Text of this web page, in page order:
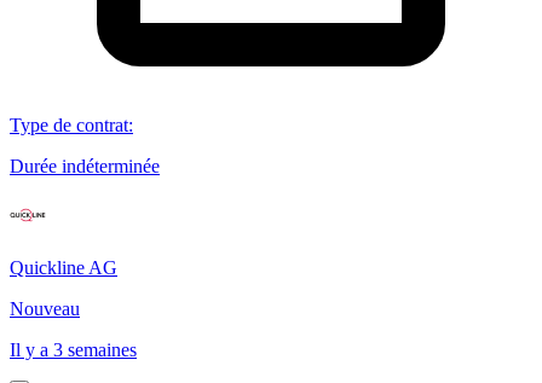
Type de contrat:
Durée indéterminée
Quickline AG
Nouveau
Il y a 3 semaines